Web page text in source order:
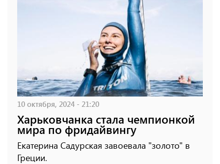
10 октября, 2024 - 21:20
Харьковчанка стала чемпионкой
мира по фридайвингу
Екатерина Садурская завоевала "золото" в
Греции.